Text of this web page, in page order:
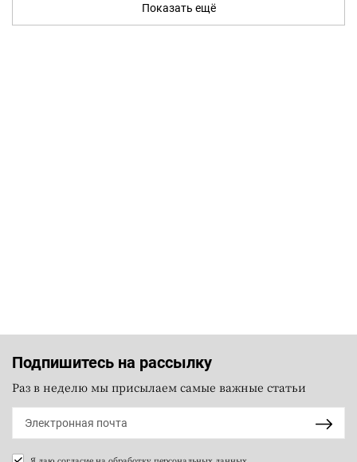
Показать ещё
Подпишитесь на рассылку
Раз в неделю мы присылаем самые важные статьи